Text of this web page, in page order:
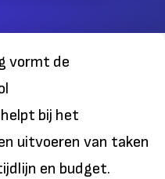
vormt de
bij het
uitvoeren van taken
en budget.